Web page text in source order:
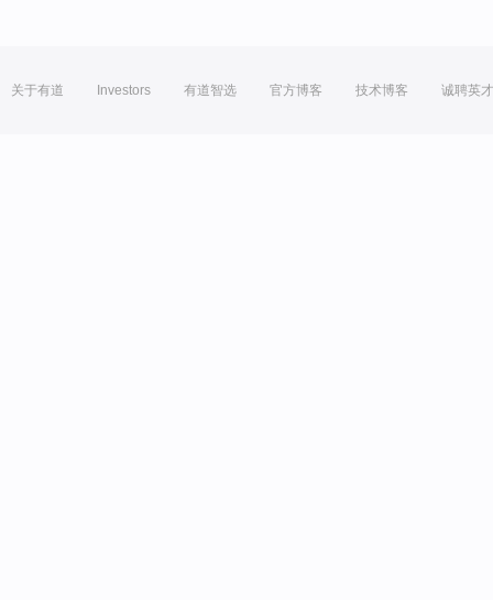
关于有道 Investors 有道智选 官方博客 技术博客 诚聘英才